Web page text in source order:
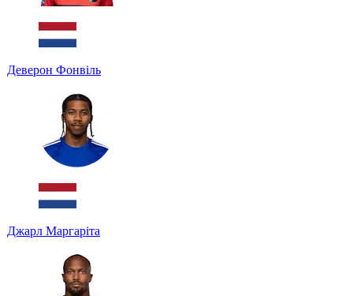
Деверон Фонвіль
Джарл Маргаріта